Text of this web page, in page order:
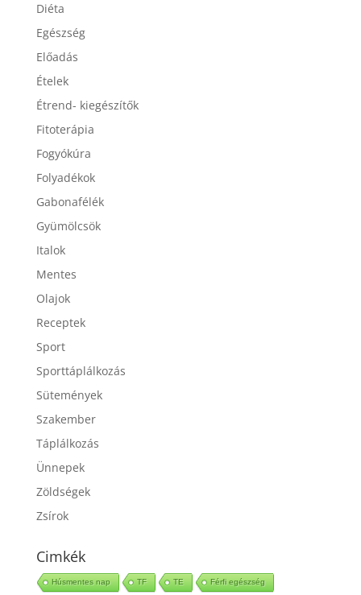
Diéta
Egészség
Előadás
Ételek
Étrend- kiegészítők
Fitoterápia
Fogyókúra
Folyadékok
Gabonafélék
Gyümölcsök
Italok
Mentes
Olajok
Receptek
Sport
Sporttáplálkozás
Sütemények
Szakember
Táplálkozás
Ünnepek
Zöldségek
Zsírok
Cimkék
Húsmentes nap TF TE Férfi egészség